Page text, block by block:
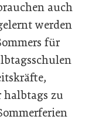
auch
werden
für
halbtags zu